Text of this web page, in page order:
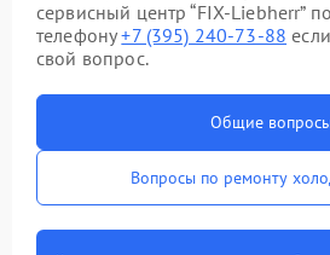
сервисный центр “FIX-Liebherr”
телефону+7 (395) 240-73-88
свой вопрос.
Общие
Вопросы по ремонту